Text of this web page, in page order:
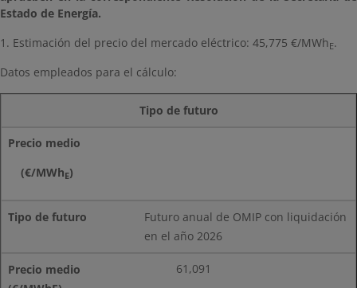
Estado de Energía.
1. Estimación del precio del mercado eléctrico: 45,775 €/MWhE.
Datos empleados para el cálculo:
Tipo de futuro
Precio medio
(€/MWhE)
Futuro anual de OMIP con liquidación
en el año 2026
61,091